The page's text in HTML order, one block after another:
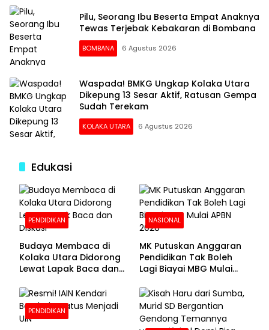
Pilu, Seorang Ibu Beserta Empat Anaknya
Tewas Terjebak Kebakaran di Bombana
BOMBANA 6 Agustus 2026
Waspada! BMKG Ungkap Kolaka Utara
Dikepung 13 Sesar Aktif, Ratusan Gempa
Sudah Terekam
KOLAKA UTARA 6 Agustus 2026
Edukasi
PENDIDIKAN
Budaya Membaca di
Kolaka Utara Didorong
Lewat Lapak Baca dan
NASIONAL
MK Putuskan Anggaran
Pendidikan Tak Boleh
Lagi Biayai MBG Mulai
PENDIDIKAN